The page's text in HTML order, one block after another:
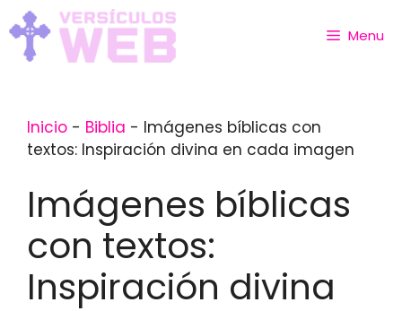
Skip
to
content
Menu
Inicio - Biblia - Imágenes bíblicas con
textos: Inspiración divina en cada imagen
Imágenes bíblicas
con textos:
Inspiración divina